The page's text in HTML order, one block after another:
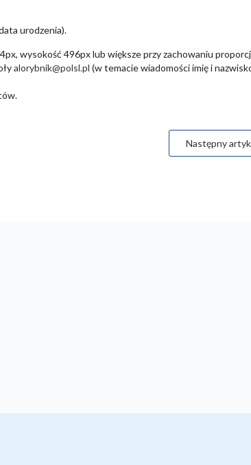
urodzenia).
wysokość 496px lub większe przy zachowaniu
alorybnik@polsl.pl (w temacie wiadomości imię i
Następny